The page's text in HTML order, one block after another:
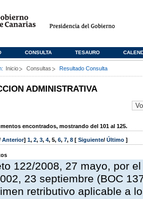
CONSULTA TESAURO
Inicio Consultas Resultado Consulta
ADMINISTRATIVA
encontrados, mostrando del 101 al 125.
Anterior] 1, 2, 3, 4, 5, 6, 7, 8 [ Siguiente/ Último ]
122/2008, 27 mayo, por
23 septiembre (BOC
retributivo aplicable a